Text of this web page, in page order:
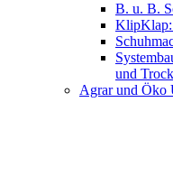
B. u. B.
und
Agrar und Öko